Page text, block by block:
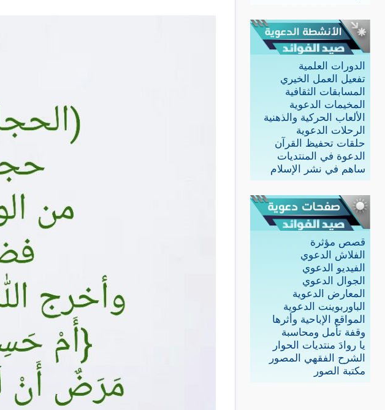
الدورات العلمية
تفعيل العمل الخيري
المسابقات الثقافية
المخيمات الدعوية
الألعاب الحركية والذهنية
الرحلات الدعوية
حلقات تحفيظ القرآن
الدعوة في المنتديات
ساهم في نشر الإسلام
قصص مؤثرة
الفلاش الدعوي
الفيديو الدعوي
الجوال الدعوي
المعارض الدعوية
الباوربوينت الدعوية
المواقع الإباحية وأثرها
وقفة تأمل ومحاسبة
يا روادَ منتديات الحوار
الشرح الفقهي المصور
مكتبة الصور